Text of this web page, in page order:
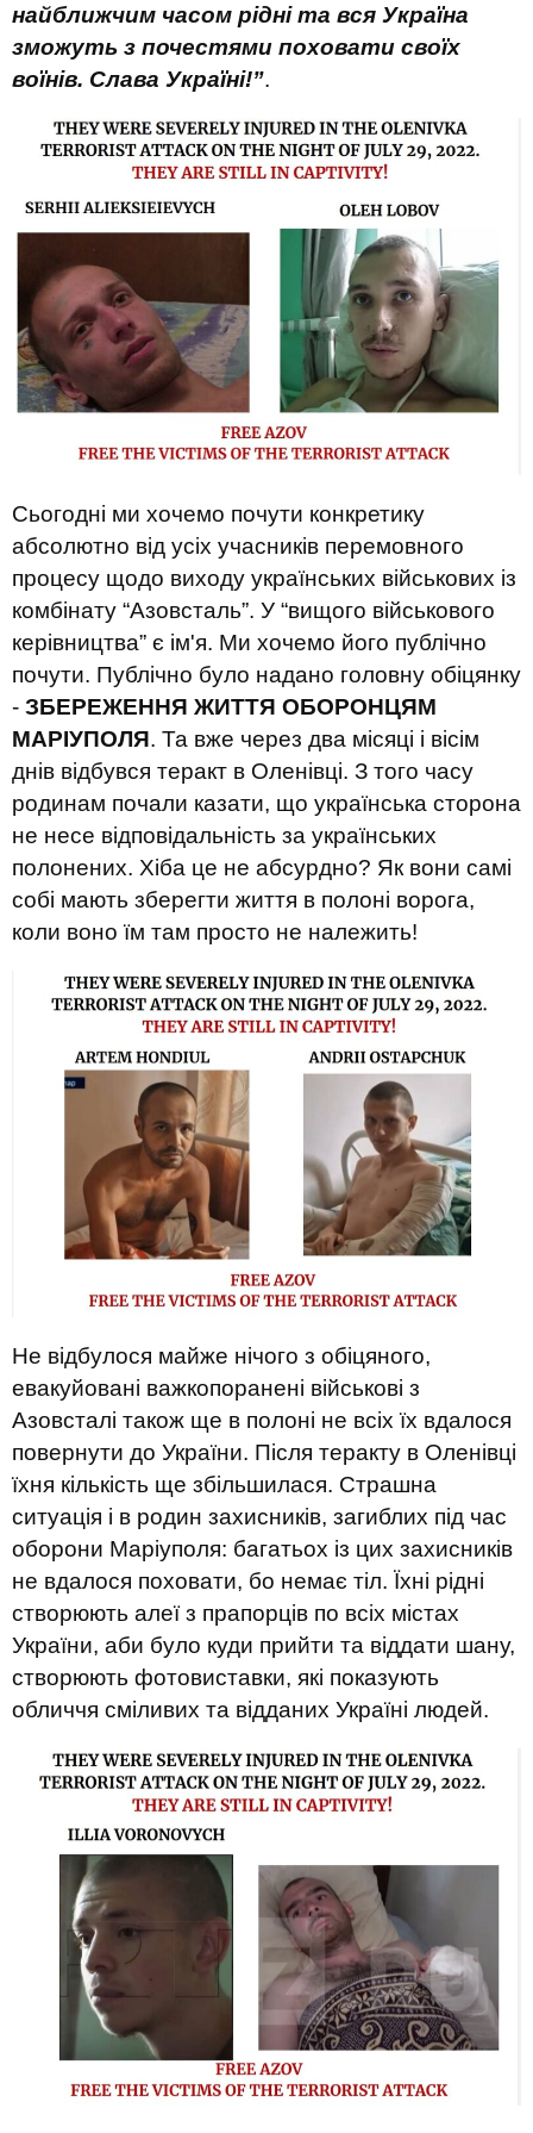
найближчим часом рідні та вся Україна
зможуть з почестями поховати своїх
воїнів. Слава Україні!”.
Сьогодні ми хочемо почути конкретику
абсолютно від усіх учасників перемовного
процесу щодо виходу українських військових із
комбінату “Азовсталь”. У “вищого військового
керівництва” є ім'я. Ми хочемо його публічно
почути. Публічно було надано головну обіцянку
- ЗБЕРЕЖЕННЯ ЖИТТЯ ОБОРОНЦЯМ
МАРІУПОЛЯ. Та вже через два місяці і вісім
днів відбувся теракт в Оленівці. З того часу
родинам почали казати, що українська сторона
не несе відповідальність за українських
полонених. Хіба це не абсурдно? Як вони самі
собі мають зберегти життя в полоні ворога,
коли воно їм там просто не належить!
Не відбулося майже нічого з обіцяного,
евакуйовані важкопоранені військові з
Азовсталі також ще в полоні не всіх їх вдалося
повернути до України. Після теракту в Оленівці
їхня кількість ще збільшилася. Страшна
ситуація і в родин захисників, загиблих під час
оборони Маріуполя: багатьох із цих захисників
не вдалося поховати, бо немає тіл. Їхні рідні
створюють алеї з прапорців по всіх містах
України, аби було куди прийти та віддати шану,
створюють фотовиставки, які показують
обличчя сміливих та відданих Україні людей.